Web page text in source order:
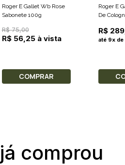
Roger E Gallet Wb Rose
Sabonete 100g
R$ 75,00
R$ 56,25 à vista
COMPRAR
Roger E
De
R$
até 9x de
comprou